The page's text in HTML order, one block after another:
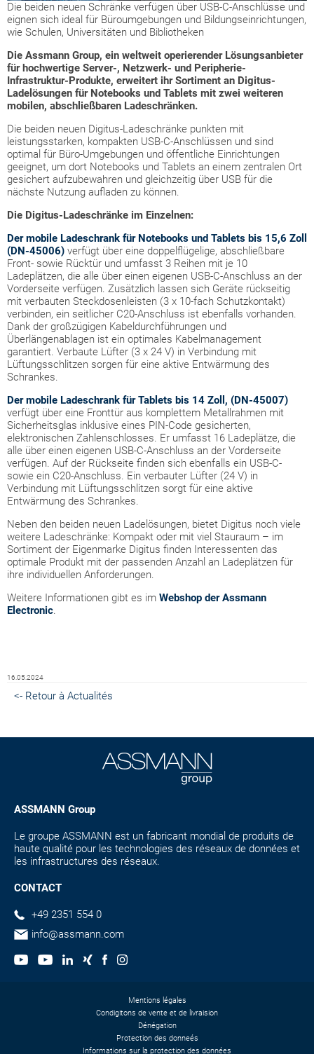
Die beiden neuen Schränke verfügen über USB-C-Anschlüsse und
eignen sich ideal für Büroumgebungen und Bildungseinrichtungen,
wie Schulen, Universitäten und Bibliotheken
Die Assmann Group, ein weltweit operierender Lösungsanbieter
für hochwertige Server-, Netzwerk- und Peripherie-
Infrastruktur-Produkte, erweitert ihr Sortiment an Digitus-
Ladelösungen für Notebooks und Tablets mit zwei weiteren
mobilen, abschließbaren Ladeschränken.
Die beiden neuen Digitus-Ladeschränke punkten mit
leistungsstarken, kompakten USB-C-Anschlüssen und sind
optimal für Büro-Umgebungen und öffentliche Einrichtungen
geeignet, um dort Notebooks und Tablets an einem zentralen Ort
gesichert aufzubewahren und gleichzeitig über USB für die
nächste Nutzung aufladen zu können.
Die Digitus-Ladeschränke im Einzelnen:
Der mobile Ladeschrank für Notebooks und Tablets bis 15,6 Zoll
(DN-45006) verfügt über eine doppelflügelige, abschließbare
Front- sowie Rücktür und umfasst 3 Reihen mit je 10
Ladeplätzen, die alle über einen eigenen USB-C-Anschluss an der
Vorderseite verfügen. Zusätzlich lassen sich Geräte rückseitig
mit verbauten Steckdosenleisten (3 x 10-fach Schutzkontakt)
verbinden, ein seitlicher C20-Anschluss ist ebenfalls vorhanden.
Dank der großzügigen Kabeldurchführungen und
Überlängenablagen ist ein optimales Kabelmanagement
garantiert. Verbaute Lüfter (3 x 24 V) in Verbindung mit
Lüftungsschlitzen sorgen für eine aktive Entwärmung des
Schrankes.
Der mobile Ladeschrank für Tablets bis 14 Zoll, (DN-45007)
verfügt über eine Fronttür aus komplettem Metallrahmen mit
Sicherheitsglas inklusive eines PIN-Code gesicherten,
elektronischen Zahlenschlosses. Er umfasst 16 Ladeplätze, die
alle über einen eigenen USB-C-Anschluss an der Vorderseite
verfügen. Auf der Rückseite finden sich ebenfalls ein USB-C-
sowie ein C20-Anschluss. Ein verbauter Lüfter (24 V) in
Verbindung mit Lüftungsschlitzen sorgt für eine aktive
Entwärmung des Schrankes.
Neben den beiden neuen Ladelösungen, bietet Digitus noch viele
weitere Ladeschränke: Kompakt oder mit viel Stauraum – im
Sortiment der Eigenmarke Digitus finden Interessenten das
optimale Produkt mit der passenden Anzahl an Ladeplätzen für
ihre individuellen Anforderungen.
Weitere Informationen gibt es im Webshop der Assmann
Electronic.
16.05.2024
<- Retour à Actualités
ASSMANN Group
Le groupe ASSMANN est un fabricant mondial de produits de
haute qualité pour les technologies des réseaux de données et
les infrastructures des réseaux.
CONTACT
+49 2351 554 0
info@assmann.com
Mentions légales
Condigitons de vente et de livraision
Dénégation
Protection des donneés
Informations sur la protection des données